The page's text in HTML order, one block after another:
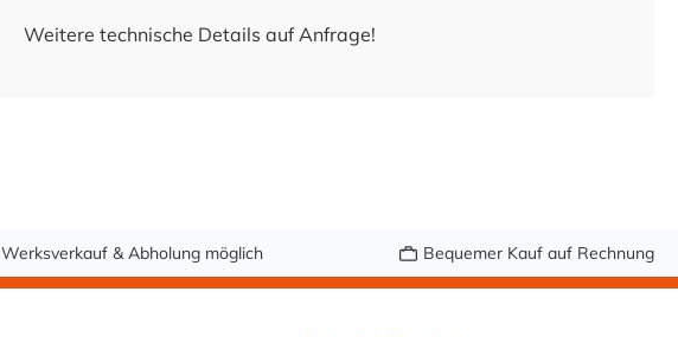
Weitere technische Details auf Anfrage!
Werksverkauf & Abholung möglich Bequemer Kauf auf Rechnung